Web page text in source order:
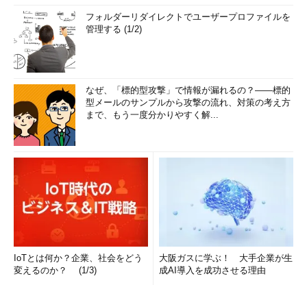
フォルダーリダイレクトでユーザープロファイルを
管理する (1/2)
なぜ、「標的型攻撃」で情報が漏れるの？――標的
型メールのサンプルから攻撃の流れ、対策の考え方
まで、もう一度分かりやすく解...
IoTとは何か？企業、社会をどう
変えるのか？ (1/3)
大阪ガスに学ぶ！ 大手企業が生
成AI導入を成功させる理由